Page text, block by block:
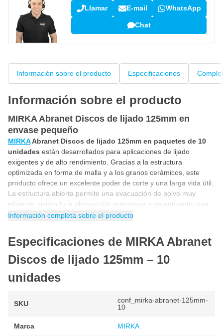
Llamar E-mail WhatsApp
Chat
Información sobre el producto Especificaciones
Información sobre el producto
MIRKA Abranet Discos de lijado 125mm en
envase pequeño
MIRKAAbranet Discos de lijado 125mm en paquetes de 10
unidades están desarrollados para aplicaciones de lijado
exigentes y de alto rendimiento. Gracias a la estructura
optimizada en forma de malla y a los granos cerámicos, este
producto ofrece un excelente poder de corte y una larga vida útil.
La estructura abierta permite una evacuación de polvo muy
eficiente, evitando la obstrucción prematura y garantizando una
calidad de lijado constante. Esto convierte a los
Lijado sin polvo en madera, plástico y metal
Losdiscos Abranet 125mm de MIRKAson muy versátiles y
adecuados para materiales como
. Gracias a su tamaño y diseño, son perfectos para
trabajos planos o lineales, manteniendo precisión y un alto
estructura de malla garantiza resultados más rápidos, menos
Información completa sobre el producto
Especificaciones de MIRKA Abranet
Discos de lijado 125mm – 10
unidades
SKU
conf_mirka-abranet-125mm-
10
Marca MIRKA